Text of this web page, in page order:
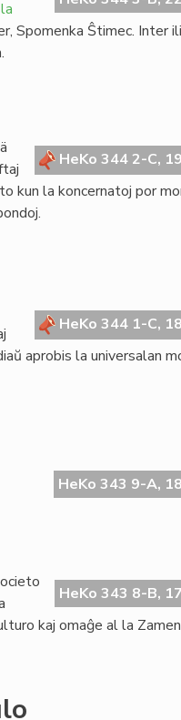
Spomenka Ŝtimec. Inter
HeKo 344 2-C,
kun la koncernatoj por
HeKo 344 1-C,
aprobis la universalan
HeKo 343 9-A,
HeKo 343 8-B,
kaj omaĝe al la